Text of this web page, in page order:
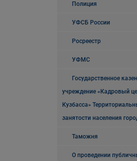
Полиция
УФСБ России
Росреестр
УФМС
Государственное
учреждение «Кадровый
Кузбасса»
занятости населения
Таможня
О проведении